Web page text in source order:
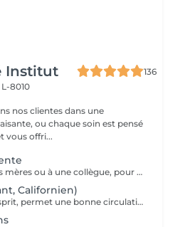
Institut
136
8010
nos clientes dans une
ou chaque soin est pensé
vous offri...
Idéal à offrir pour le fete des mères ou à une collègue, pour un anniversaire, pour faire se faire plaisir et se détendre tout simplement. Il contient les soins suivants : Un massage relaxant de 60 min pour le corps + Soin du visage MosaïqueModelante+ spa paraffine les mains + spa paraffine les pieds
Californien)
vise à relaxer le corps et l'esprit, permet une bonne circulation des flux sanguins et énergétiques dans le corps, assouplit les muscles, tonifie la peau.